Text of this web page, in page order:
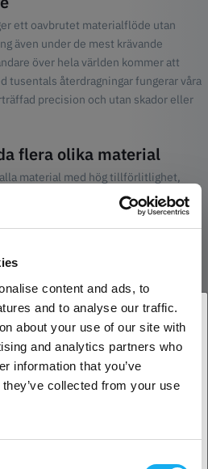
content and ads, to
and to analyse our traffic.
about your use of our site with
and analytics partners who
information that you’ve
collected from your use
ett oavbrutet materialflöde utan
även under de mest krävande
över hela världen kommer att
tusentals återdragningar fungerar våra
precision och utan skador eller
flera olika material
material med hög tillförlitlighet,
TPU/TPE-filament till mycket styva
material. Extrudern är
men har testats för att säkerställa
det använda filamentet.
hela extruderhuset och höljet
till drivhjulen vilket minskar risken för
upplever ökat mottryck eller
finjustera det tryck som
för den typ av material du
eller en privatkund?
kund